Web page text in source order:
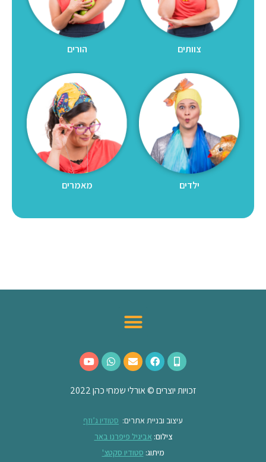
צוותים הורים
ילדים מאמרים
זכויות יוצרים © אורלי שמחי כהן 2022
עיצוב ובניית אתרים: סטודיו ג’וזף
צילום: אביגיל פיפרנו באר
מיתוג: סטודיו סקטצ'